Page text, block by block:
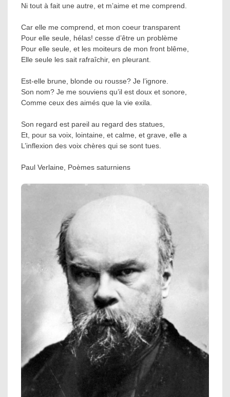
Ni tout à fait une autre, et m’aime et me comprend.
Car elle me comprend, et mon coeur transparent
Pour elle seule, hélas! cesse d’être un problème
Pour elle seule, et les moiteurs de mon front blême,
Elle seule les sait rafraîchir, en pleurant.
Est-elle brune, blonde ou rousse? Je l’ignore.
Son nom? Je me souviens qu’il est doux et sonore,
Comme ceux des aimés que la vie exila.
Son regard est pareil au regard des statues,
Et, pour sa voix, lointaine, et calme, et grave, elle a
L’inflexion des voix chères qui se sont tues.
Paul Verlaine, Poèmes saturniens